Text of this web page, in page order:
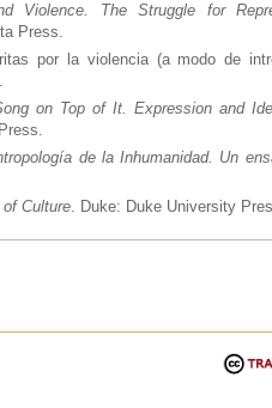
Violence. The Struggle for
Press.
por la violencia (a modo de
on Top of It. Expression and
de la Inhumanidad. Un
Culture. Duke: Duke University